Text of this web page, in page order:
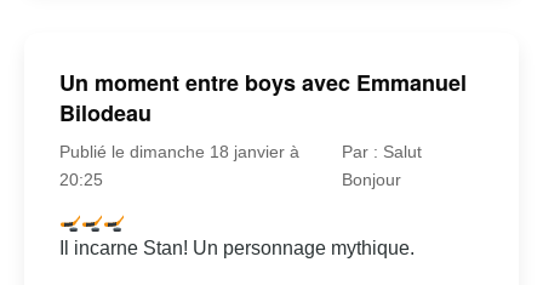
Un moment entre boys avec Emmanuel
Bilodeau
Publié le dimanche 18 janvier à
20:25
Par : Salut
Bonjour
Il incarne Stan! Un personnage mythique.